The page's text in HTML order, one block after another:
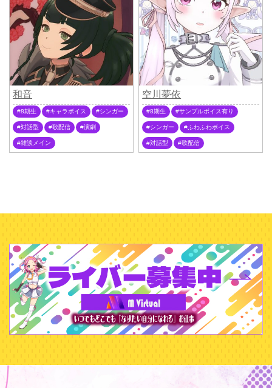
和音
8期生 キャラボイス シンガー
対話型 歌配信 演劇
雑談メイン
空川夢依
8期生 サンプルボイス有り
シンガー ふわふわボイス
対話型 歌配信